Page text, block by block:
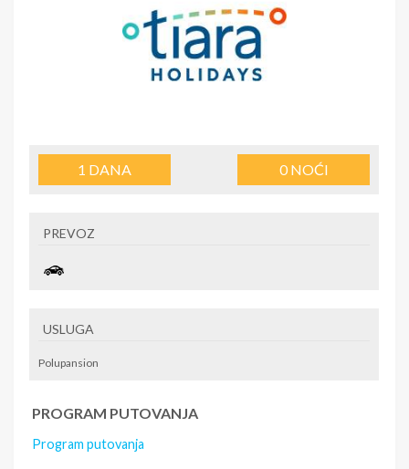
1 DANA 0NOĆI
PREVOZ
USLUGA
Polupansion
PROGRAM PUTOVANJA
Program putovanja